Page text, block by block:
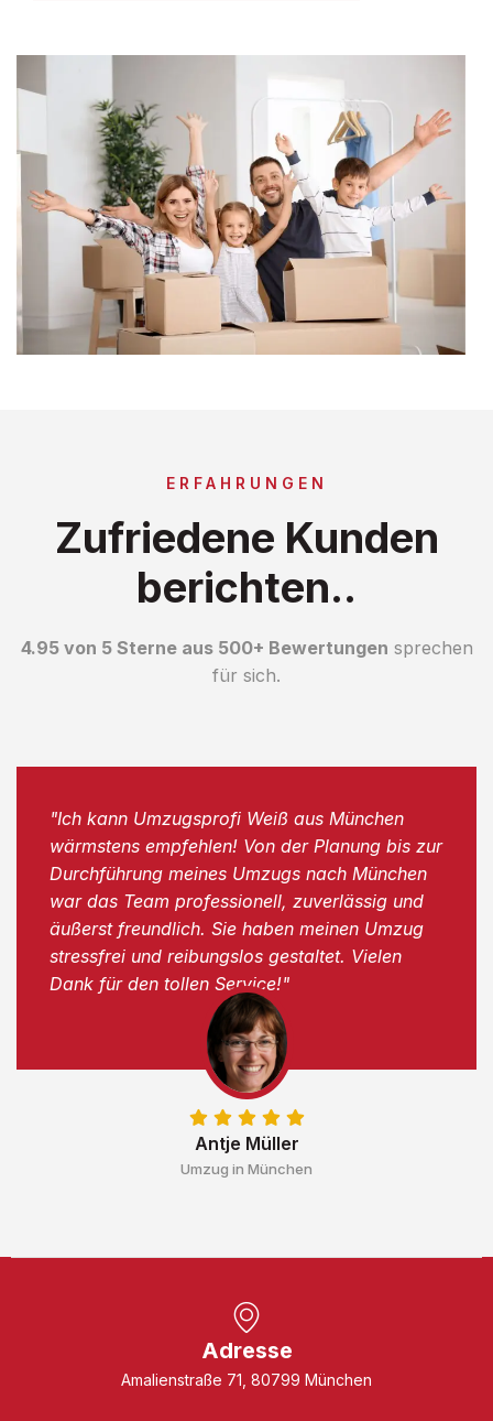
ERFAHRUNGEN
Zufriedene Kunden
berichten..
4.95 von 5 Sterne aus 500+ Bewertungen sprechen
für sich.
Antje Müller
Umzug in München
"Ich kann Umzugsprofi Weiß aus München
wärmstens empfehlen! Von der Planung bis zur
Durchführung meines Umzugs nach München
war das Team professionell, zuverlässig und
äußerst freundlich. Sie haben meinen Umzug
stressfrei und reibungslos gestaltet. Vielen
Dank für den tollen Service!"
Adresse
Amalienstraße 71, 80799 München